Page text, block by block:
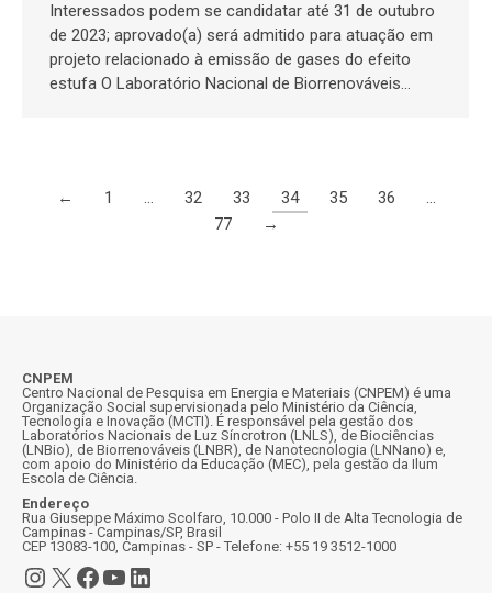
Interessados podem se candidatar até 31 de outubro
de 2023; aprovado(a) será admitido para atuação em
projeto relacionado à emissão de gases do efeito
estufa O Laboratório Nacional de Biorrenováveis…
← 1 … 32 33 34 35 36
…
77
→
CNPEM
Centro Nacional de Pesquisa em Energia e Materiais (CNPEM) é uma
Organização Social supervisionada pelo Ministério da Ciência,
Tecnologia e Inovação (MCTI). É responsável pela gestão dos
Laboratórios Nacionais de Luz Síncrotron (LNLS), de Biociências
(LNBio), de Biorrenováveis (LNBR), de Nanotecnologia (LNNano) e,
com apoio do Ministério da Educação (MEC), pela gestão da Ilum
Escola de Ciência.
Endereço
Rua Giuseppe Máximo Scolfaro, 10.000 - Polo II de Alta Tecnologia de
Campinas - Campinas/SP, Brasil
CEP 13083-100, Campinas - SP - Telefone: +55 19 3512-1000
Instagram
X Facebook
Youtube
LinkedIn